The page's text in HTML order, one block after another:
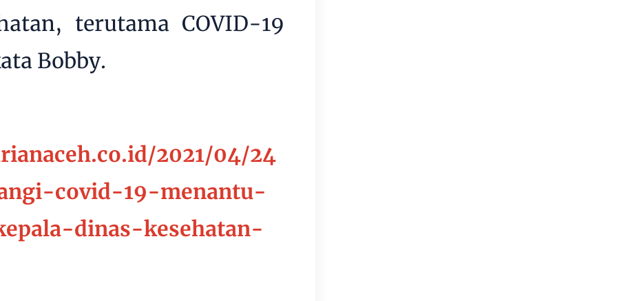
terutama COVID-19
Bobby.
2021/04/24
covid-19-menantu-
dinas-kesehatan-